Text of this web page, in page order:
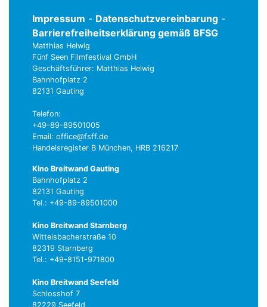
Impressum - Datenschutzvereinbarung -
Barrierefreiheitserklärung gemäß BFSG
Matthias Helwig
Fünf Seen Filmfestival GmbH
Geschäftsführer: Matthias Helwig
Bahnhofplatz 2
82131 Gauting
Telefon:
+49-89-89501005
Email: office@fsff.de
Handelsregister B München, HRB 216217
Kino Breitwand Gauting
Bahnhofplatz 2
82131 Gauting
Tel.: +49-89-89501000
Kino Breitwand Starnberg
Wittelsbacherstraße 10
82319 Starnberg
Tel.: +49-8151-971800
Kino Breitwand Seefeld
Schlosshof 7
82229 Seefeld